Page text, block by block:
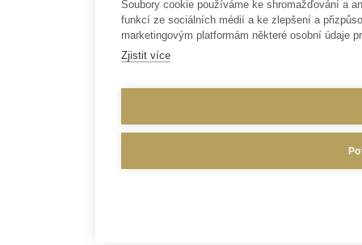
Soubory cookie používáme ke shromažďování a
funkcí ze sociálních médií a ke zlepšení a
marketingovým platformám některé osobní údaje
Zjistit více